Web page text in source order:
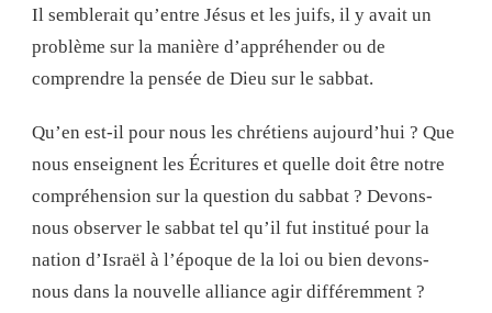
Il semblerait qu’entre Jésus et les juifs, il y avait un
problème sur la manière d’appréhender ou de
comprendre la pensée de Dieu sur le sabbat.
Qu’en est-il pour nous les chrétiens aujourd’hui ? Que
nous enseignent les Écritures et quelle doit être notre
compréhension sur la question du sabbat ? Devons-
nous observer le sabbat tel qu’il fut institué pour la
nation d’Israël à l’époque de la loi ou bien devons-
nous dans la nouvelle alliance agir différemment ?